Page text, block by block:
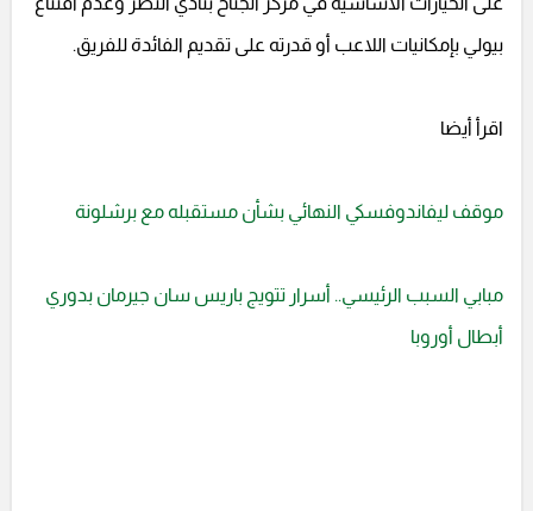
بيولي بإمكانيات اللاعب أو قدرته على تقديم الفائدة للفريق.
اقرأ أيضا
موقف ليفاندوفسكي النهائي بشأن مستقبله مع برشلونة
مبابي السبب الرئيسي.. أسرار تتويج باريس سان جيرمان بدوري
أبطال أوروبا